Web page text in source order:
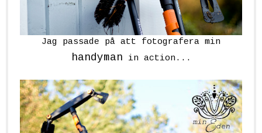
Jag passade på att fotografera min
handyman in action...